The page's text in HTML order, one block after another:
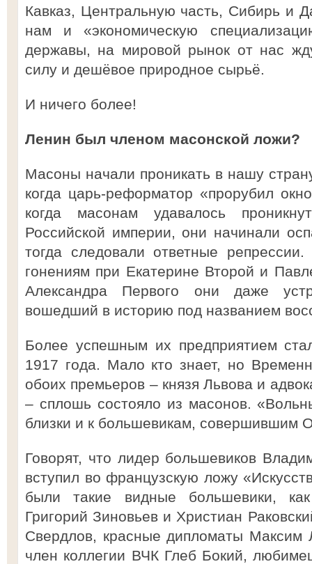
Кавказ, Центральную часть, Сибирь и
нам и «экономическую
державы, на мировой рынок от нас
силу и дешёвое природное сырьё.
И ничего более!
Ленин был членом масонской ложи?
Масоны начали проникать в нашу
когда царь-реформатор «прорубил
когда масонам удавалось
Российской империи, они начинали
тогда следовали ответные
гонениям при Екатерине Второй и
Александра Первого они даже
вошедший в историю под названием
Более успешным их предприятием
1917 года. Мало кто знает, но
обоих премьеров – князя Львова и
– сплошь состояло из масонов.
близки и к большевикам, совершившим
Говорят, что лидер большевиков
вступил во французскую ложу
были такие видные большевики,
Григорий Зиновьев и Христиан
Свердлов, красные дипломаты Максим
член коллегии ВЧК Глеб Бокий,